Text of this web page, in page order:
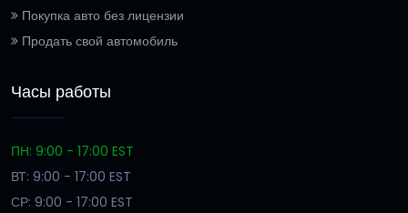
Покупка авто без лицензии
Продать свой автомобиль
Часы работы
ПН: 9:00 - 17:00 EST
ВТ: 9:00 - 17:00 EST
СР: 9:00 - 17:00 EST